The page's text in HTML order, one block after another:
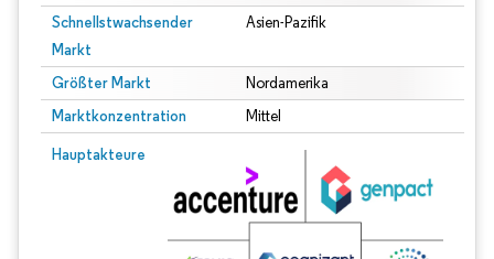
Schnellstwachsender
Markt
Asien-Pazifik
Größter Markt Nordamerika
Marktkonzentration Mittel
Hauptakteure
Bild © Mordor Intelligence. Wiederverwendung erfordert Namensnennung